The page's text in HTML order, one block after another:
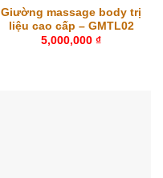
Giường massage body trị
liệu cao cấp – GMTL02
5,000,000 ₫